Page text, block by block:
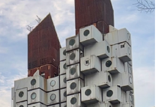
たものとみなします。
資格の取り消し）
の上、所定の会員申込手続きを完了
した者をいいます。
録）
査の結果、会員申込みをした者が以下